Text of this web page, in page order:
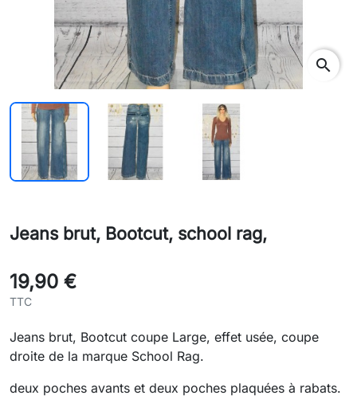
search
Jeans brut, Bootcut, school rag,
19,90 €
TTC
Jeans brut, Bootcut coupe Large, effet usée, coupe
droite de la marque School Rag.
deux poches avants et deux poches plaquées à rabats.